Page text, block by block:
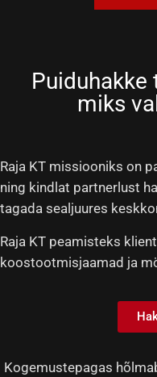
miks
Raja KT missiooniks on
ning kindlat partnerlust
tagada sealjuures
Raja KT peamisteks
koostootmisjaamad ja
Kogemustepagas